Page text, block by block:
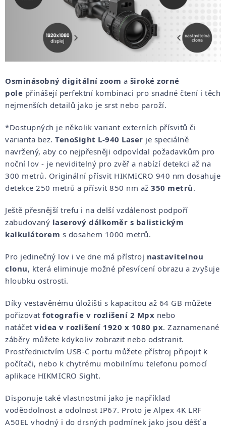
Osminásobný digitální zoom a široké zorné
pole přinášejí perfektní kombinaci pro snadné čtení i těch
nejmenších detailů jako je srst nebo paroží.
*Dostupných je několik variant externích přísvitů či
varianta bez. TenoSight L-940 Laser je speciálně
navržený, aby co nejpřesněji odpovídal požadavkům pro
noční lov - je neviditelný pro zvěř a nabízí detekci až na
300 metrů. Originální přísvit HIKMICRO 940 nm dosahuje
detekce 250 metrů a přísvit 850 nm až 350 metrů.
Ještě přesnější trefu i na delší vzdálenost podpoří
zabudovaný laserový dálkoměr s balistickým
kalkulátorem s dosahem 1000 metrů.
Pro jedinečný lov i ve dne má přístroj nastavitelnou
clonu, která eliminuje možné přesvícení obrazu a zvyšuje
hloubku ostrosti.
Díky vestavěnému úložišti s kapacitou až 64 GB můžete
pořizovat fotografie v rozlišení 2 Mpx nebo
natáčet videa v rozlišení 1920 x 1080 px. Zaznamenané
záběry můžete kdykoliv zobrazit nebo odstranit.
Prostřednictvím USB-C portu můžete přístroj připojit k
počítači, nebo k chytrému mobilnímu telefonu pomocí
aplikace HIKMICRO Sight.
Disponuje také vlastnostmi jako je například
voděodolnost a odolnost IP67. Proto je Alpex 4K LRF
A50EL vhodný i do drsných podmínek jako jsou déšť a